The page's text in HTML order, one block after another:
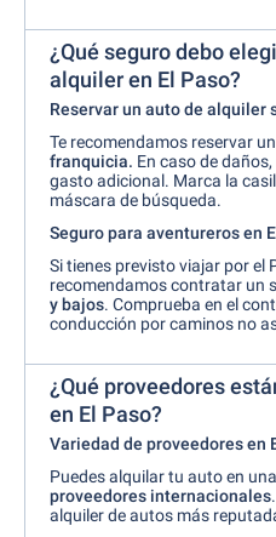
¿Qué seguro debo
alquiler en El Paso?
Reservar un auto de alquiler
Te recomendamos reservar un
franquicia. En caso de
gasto adicional. Marca la
máscara de búsqueda.
Seguro para aventureros en
Si tienes previsto viajar por el
recomendamos contratar un
y bajos. Comprueba en el
conducción por caminos no
¿Qué proveedores
en El Paso?
Variedad de proveedores en
Puedes alquilar tu auto en una
proveedores internacionales
alquiler de autos más